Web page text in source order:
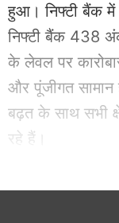
हुआ। निफ्टी बैंक में
निफ्टी बैंक 438
के लेवल पर
और पूंजीगत
बढ़त के साथ सभी
रहे हैं।
Related